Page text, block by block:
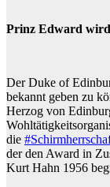
Prinz Edward
Der Duke of
bekannt geben zu
Herzog von
die
der den Award in
Kurt Hahn 1956